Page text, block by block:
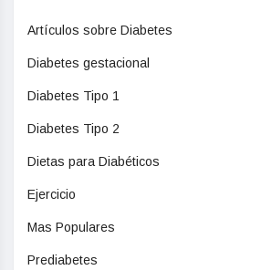
Artículos sobre Diabetes
Diabetes gestacional
Diabetes Tipo 1
Diabetes Tipo 2
Dietas para Diabéticos
Ejercicio
Mas Populares
Prediabetes